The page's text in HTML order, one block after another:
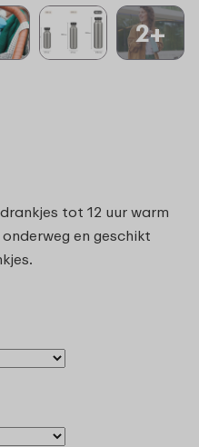
2+
tot 12 uur warm
en geschikt